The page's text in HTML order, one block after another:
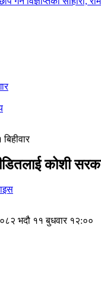
कोशी
भदौ ११ बुधवार १२:००